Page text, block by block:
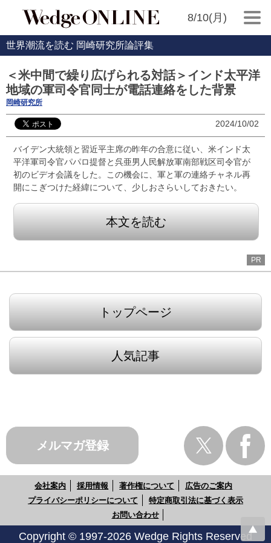
8/10(月)
世界潮流を読む 岡崎研究所論評集
＜米中間で繰り広げられる対話＞インド太平洋
地域の軍司令官同士が電話連絡をした背景
岡崎研究所
2024/10/02
バイデン大統領と習近平主席の昨年の合意に従い、米インド太
平洋軍司令官パパロ提督と呉亜男人民解放軍南部戦区司令官が
初のビデオ会議をした。この機会に、軍と軍の連絡チャネル再
開にこぎつけた経緯について、少しおさらいしておきたい。
本文を読む
PR
トップページ
人気記事
メルマガ登録
会社案内 採用情報 著作権について
広告のご案内
プライバシーポリシーについて
特定商取引法に基づく表示
お問い合わせ
Copyright © 1997-2026 Wedge Rights Reserved